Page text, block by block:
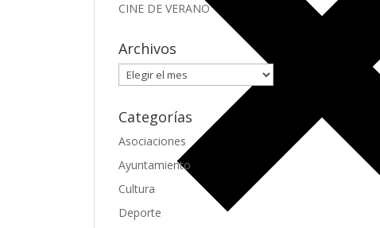
CINE DE VERANO
Archivos
Archivos
Categorías
Asociaciones
Ayuntamiento
Cultura
Deporte